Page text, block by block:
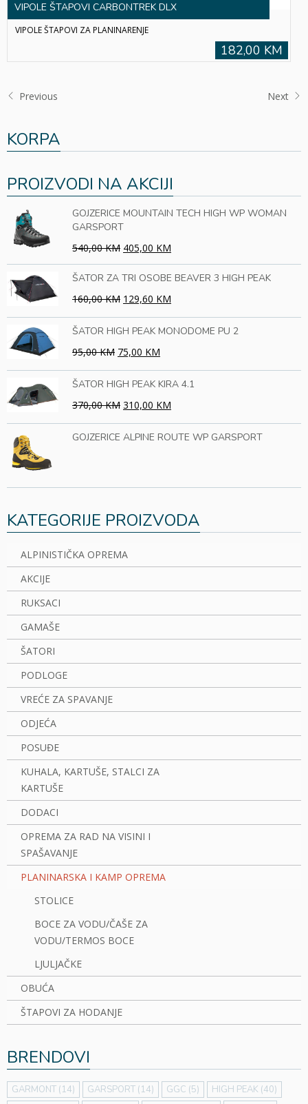
VIPOLE ŠTAPOVI CARBONTREK DLX
VIPOLE ŠTAPOVI ZA PLANINARENJE
182,00 KM
Previous Next
KORPA
PROIZVODI NA AKCIJI
GOJZERICE MOUNTAIN TECH HIGH WP WOMAN
GARSPORT
540,00 KM 405,00 KM
ŠATOR ZA TRI OSOBE BEAVER 3 HIGH PEAK
160,00 KM 129,60 KM
ŠATOR HIGH PEAK MONODOME PU 2
95,00 KM 75,00 KM
ŠATOR HIGH PEAK KIRA 4.1
370,00 KM 310,00 KM
GOJZERICE ALPINE ROUTE WP GARSPORT
KATEGORIJE PROIZVODA
ALPINISTIČKA OPREMA
AKCIJE
RUKSACI
GAMAŠE
ŠATORI
PODLOGE
VREĆE ZA SPAVANJE
ODJEĆA
POSUĐE
KUHALA, KARTUŠE, STALCI ZA
KARTUŠE
DODACI
OPREMA ZA RAD NA VISINI I
SPAŠAVANJE
PLANINARSKA I KAMP OPREMA
STOLICE
BOCE ZA VODU/ČAŠE ZA
VODU/TERMOS BOCE
LJULJAČKE
OBUĆA
ŠTAPOVI ZA HODANJE
BRENDOVI
GARMONT (14) GARSPORT (14) GGC (5) HIGH PEAK (40)